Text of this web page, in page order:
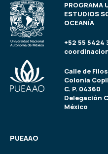
PROGRAMA
ESTUDIOS
OCEANÍA
+52 55 5424
Calle de
Colonia
C. P. 04360
Delegación
México
PUEAAO